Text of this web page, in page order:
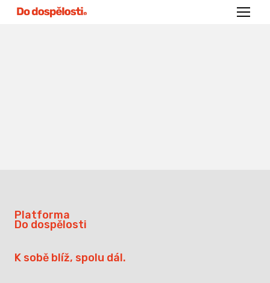
Menu
Platforma
Do dospělosti
K sobě blíž, spolu dál.